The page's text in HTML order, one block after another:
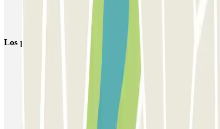
Parking Gran Teatro Elche
Parking Playa San Juan Alicante: Reserva tu plaza con Parclick
Los parkings más reservados
Parking en Barcelona
Parking en Aeropuerto Barcelona
Parking en Aeropuerto Madrid Barajas
Parking en Sants - Estación de Barcelona